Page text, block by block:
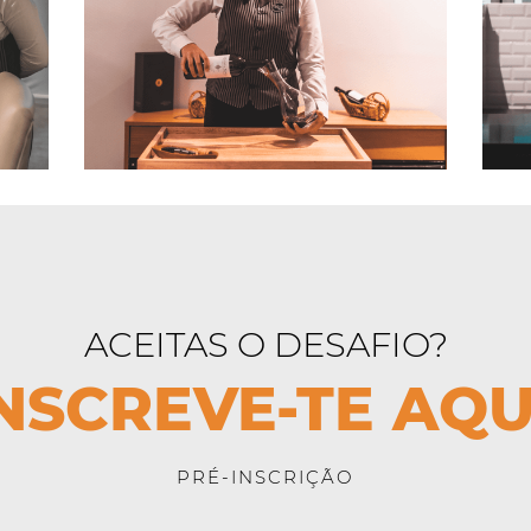
ACEITAS O DESAFIO?
TE
PRÉ-INSCRIÇÃO